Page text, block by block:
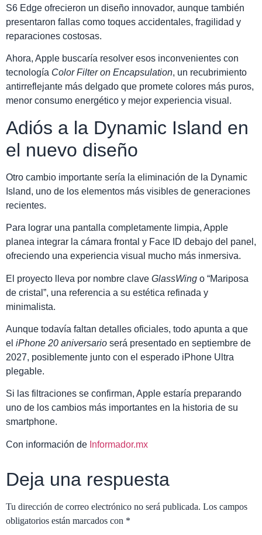
S6 Edge ofrecieron un diseño innovador, aunque también
presentaron fallas como toques accidentales, fragilidad y
reparaciones costosas.
Ahora, Apple buscaría resolver esos inconvenientes con
tecnología Color Filter on Encapsulation, un recubrimiento
antirreflejante más delgado que promete colores más puros,
menor consumo energético y mejor experiencia visual.
Adiós a la Dynamic Island en
el nuevo diseño
Otro cambio importante sería la eliminación de la Dynamic
Island, uno de los elementos más visibles de generaciones
recientes.
Para lograr una pantalla completamente limpia, Apple
planea integrar la cámara frontal y Face ID debajo del panel,
ofreciendo una experiencia visual mucho más inmersiva.
El proyecto lleva por nombre clave GlassWing o “Mariposa
de cristal”, una referencia a su estética refinada y
minimalista.
Aunque todavía faltan detalles oficiales, todo apunta a que
el iPhone 20 aniversario será presentado en septiembre de
2027, posiblemente junto con el esperado iPhone Ultra
plegable.
Si las filtraciones se confirman, Apple estaría preparando
uno de los cambios más importantes en la historia de su
smartphone.
Con información de Informador.mx
Deja una respuesta
Tu dirección de correo electrónico no será publicada. Los campos
obligatorios están marcados con *